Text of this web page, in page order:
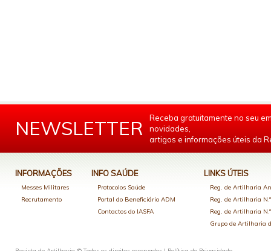
NEWSLETTER
Receba gratuitamente no seu
novidades,
artigos e informações úteis da
INFORMAÇÕES
Messes Militares
Recrutamento
INFO SAÚDE
Protocolos Saúde
Portal do Beneficiário ADM
Contactos do IASFA
LINKS ÚTEIS
Reg. de Artilharia
Reg. de Artilharia
Reg. de Artilharia
Grupo de Artilharia